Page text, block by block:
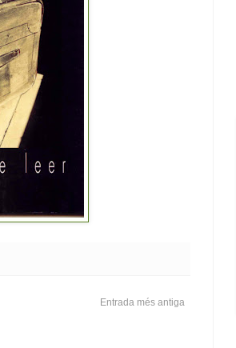
Entrada més antiga